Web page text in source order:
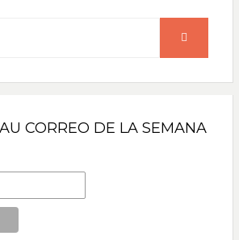
SEARCH
CORREO DE LA SEMANA